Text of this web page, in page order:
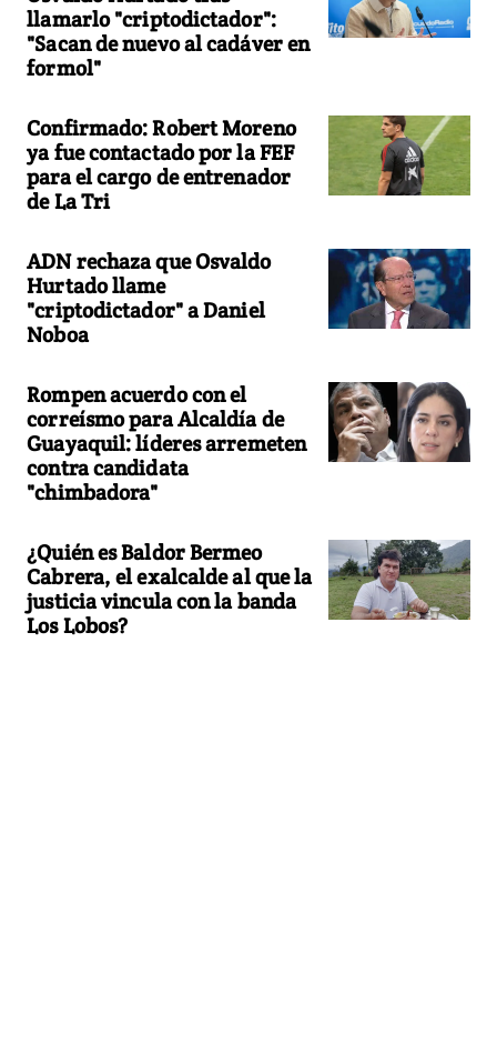
llamarlo "criptodictador":
"Sacan de nuevo al cadáver en
formol"
Confirmado: Robert Moreno
ya fue contactado por la FEF
para el cargo de entrenador
de La Tri
ADN rechaza que Osvaldo
Hurtado llame
"criptodictador" a Daniel
Noboa
Rompen acuerdo con el
correísmo para Alcaldía de
Guayaquil: líderes arremeten
contra candidata
"chimbadora"
¿Quién es Baldor Bermeo
Cabrera, el exalcalde al que la
justicia vincula con la banda
Los Lobos?